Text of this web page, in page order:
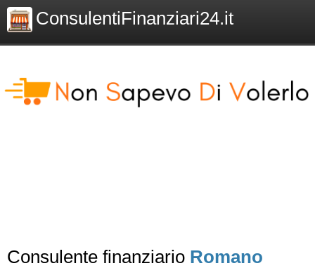
ConsulentiFinanziari24.it
Consulente finanziario Romano